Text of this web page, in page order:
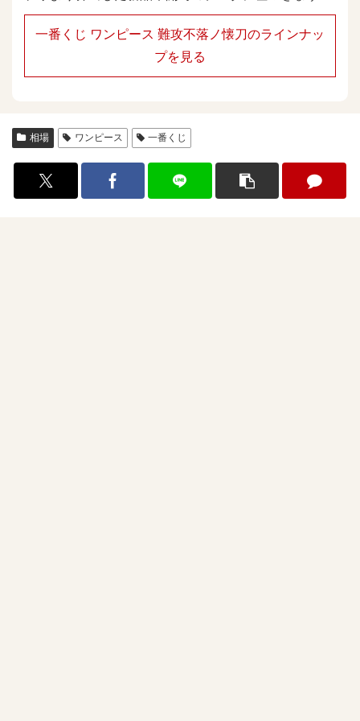
一番くじ ワンピース 難攻不落ノ懐刀のラインナッ
プを見る
相場 ワンピース 一番くじ